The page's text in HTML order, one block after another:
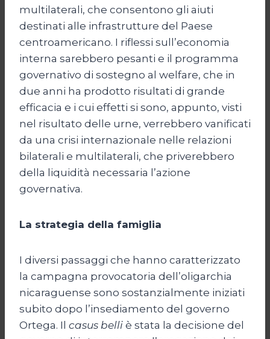
multilaterali, che consentono gli aiuti
destinati alle infrastrutture del Paese
centroamericano. I riflessi sull’economia
interna sarebbero pesanti e il programma
governativo di sostegno al welfare, che in
due anni ha prodotto risultati di grande
efficacia e i cui effetti si sono, appunto, visti
nel risultato delle urne, verrebbero vanificati
da una crisi internazionale nelle relazioni
bilaterali e multilaterali, che priverebbero
della liquidità necessaria l’azione
governativa.
La strategia della famiglia
I diversi passaggi che hanno caratterizzato
la campagna provocatoria dell’oligarchia
nicaraguense sono sostanzialmente iniziati
subito dopo l’insediamento del governo
Ortega. Il casus belli è stata la decisione del